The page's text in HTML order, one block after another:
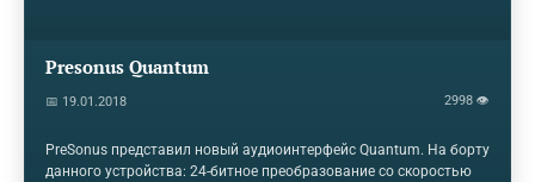
Presonus Quantum
📅 19.01.2018 2998 👁
PreSonus представил новый аудиоинтерфейс Quantum. На борту
данного устройства: 24-битное преобразование со скоростью